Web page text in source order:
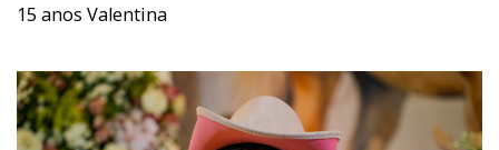
15 anos Valentina